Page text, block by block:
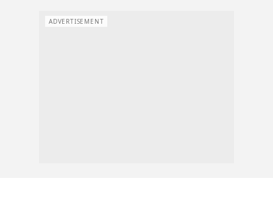
ADVERTISEMENT